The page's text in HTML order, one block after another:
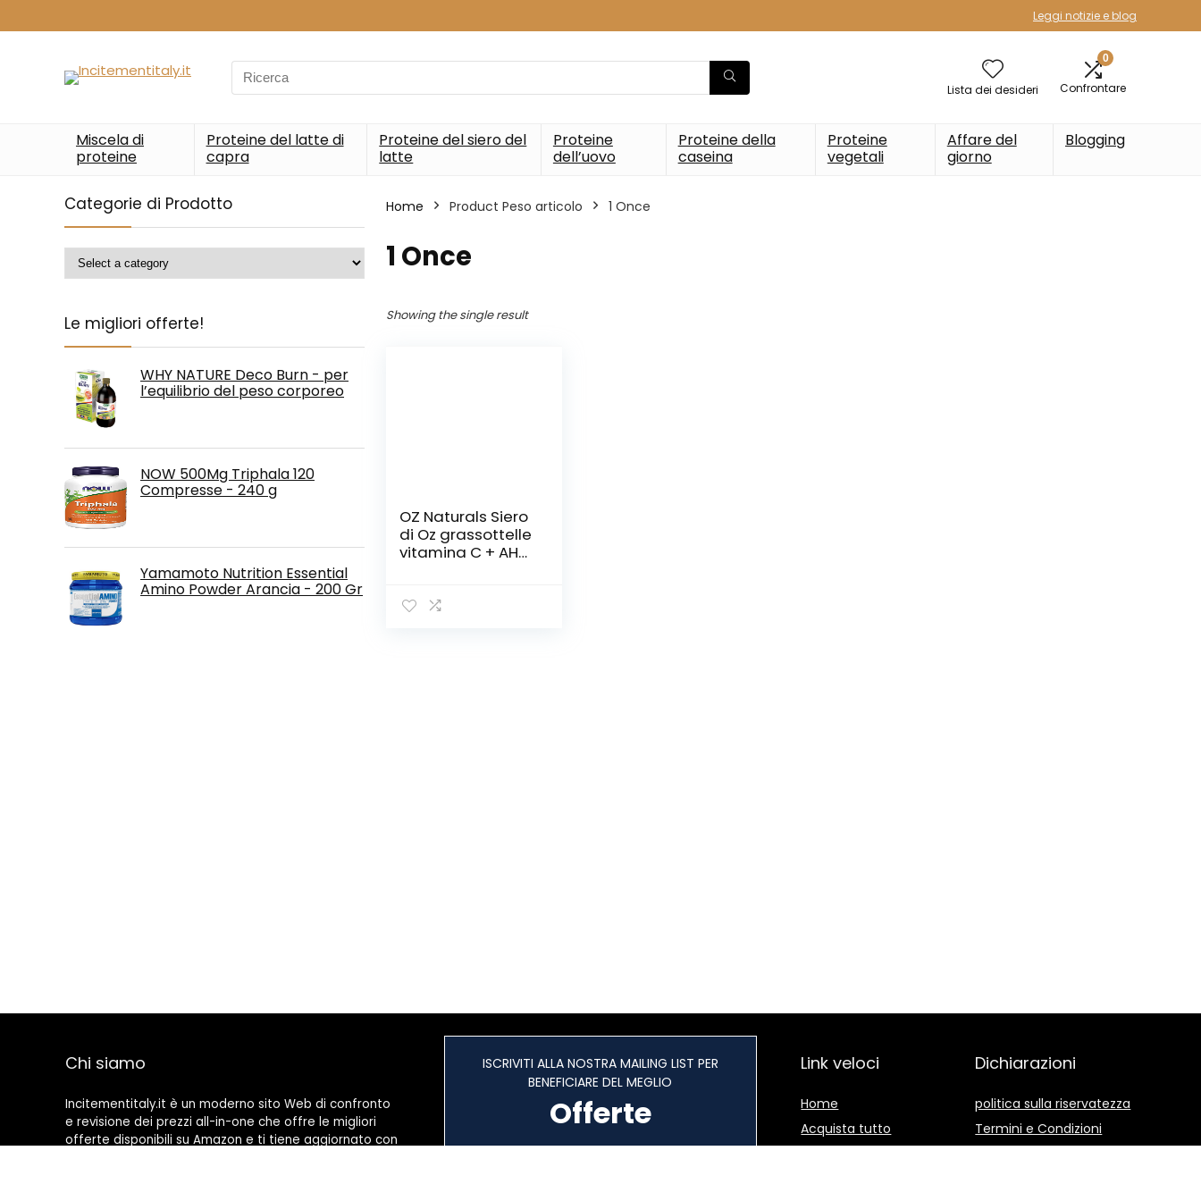
Leggi notizie e blog
Search
for:
Lista dei desideri
0
Confrontare
Miscela di
proteine
Proteine del latte di
capra
Proteine del siero del
latte
Proteine
dell’uovo
Proteine della
caseina
Proteine
vegetali
Affare del
giorno
Blogging
Categorie di Prodotto
Le migliori offerte!
WHY NATURE Deco Burn - per
l’equilibrio del peso corporeo
NOW 500Mg Triphala 120
Compresse - 240 g
Yamamoto Nutrition Essential
Amino Powder Arancia - 200 Gr
Home Product Peso articolo ‎1 Once
‎1 Once
Showing the single result
OZ Naturals Siero
di Oz grassottelle
vitamina C + AHA
Chi siamo
Incitementitaly.it è un moderno sito Web di confronto
e revisione dei prezzi all-in-one che offre le migliori
offerte disponibili su Amazon e ti tiene aggiornato con
ISCRIVITI ALLA NOSTRA MAILING LIST PER
BENEFICIARE DEL MEGLIO
Offerte
Link veloci
Home
Acquista tutto
Dichiarazioni
politica sulla riservatezza
Termini e Condizioni